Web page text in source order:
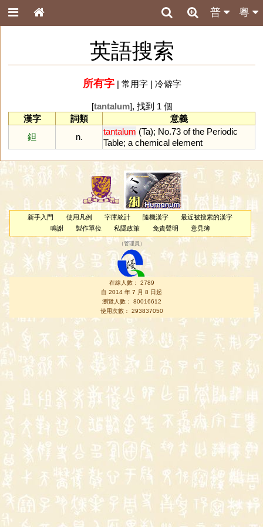
粵
普
英語搜索
所有字| 常用字| 冷僻字
[tantalum], 找到 1 個
漢字
詞類
意義
鉭
n.
tantalum (Ta); No.73 of the Periodic
Table; a chemical element
新手入門 使用凡例 字庫統計 隨機漢字
最近被搜索的漢字
鳴謝
製作單位 私隱政策 免責聲明 意見簿
（管理員 ）
在線人數： 2789
自 2014 年 7 月 8 日起
瀏覽人數： 80016612
使用次數： 293837050